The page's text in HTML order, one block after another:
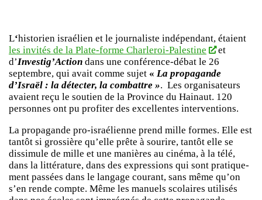
L‘historien israélien et le journaliste indépendant, étaient
les invités de la Plate-forme Charleroi-Palestine
et
d’Investig’Action dans une conférence-débat le 26
septembre, qui avait comme sujet « La propagande
d’Israël : la détecter, la combattre ». Les organisateurs
avaient reçu le soutien de la Province du Hainaut. 120
personnes ont pu profiter des excellentes interventions.
La propagande pro-israélienne prend mille formes. Elle est
tantôt si grossière qu’elle prête à sourire, tantôt elle se
dissimule de mille et une manières au cinéma, à la télé,
dans la littérature, dans des expressions qui sont pratique­
ment passées dans le langage courant, sans même qu’on
s’en rende compte. Même les manuels scolaires utilisés